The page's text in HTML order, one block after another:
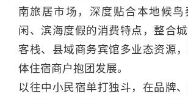
南旅居市场，深度贴合本地候鸟
闲、滨海度假的消费特点，整合
客栈、县域商务宾馆多业态资源
体住宿商户抱团发展。
以往中小民宿单打独斗，在品牌